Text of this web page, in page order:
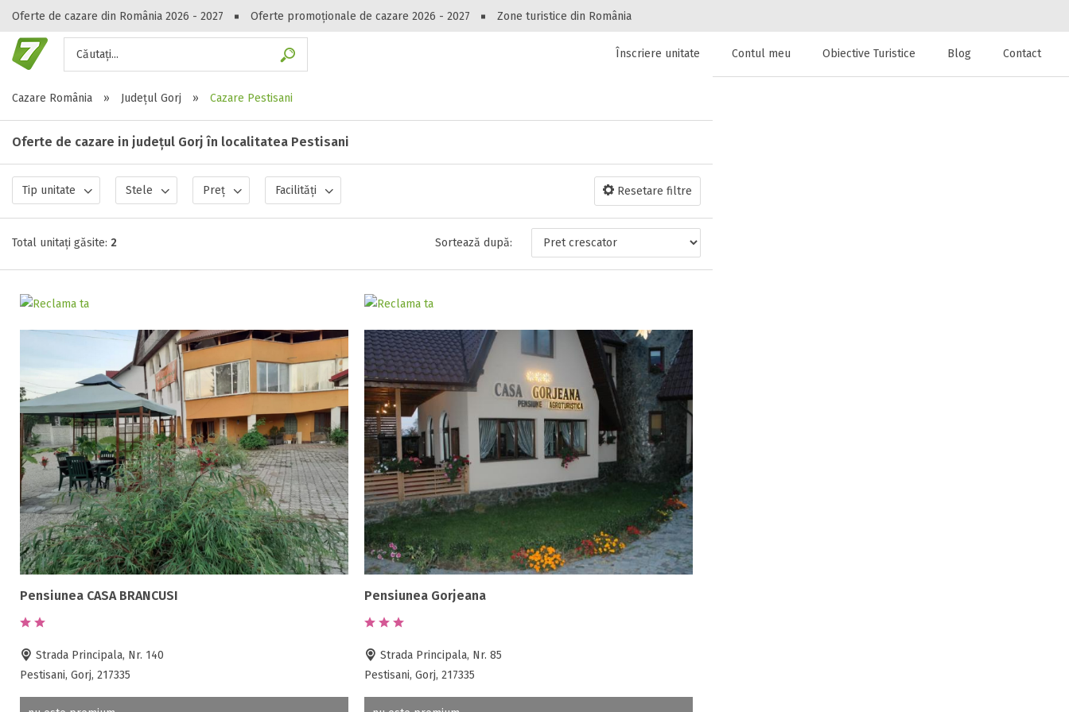
Oferte de cazare din România 2026 - 2027 Oferte promoționale de cazare 2026 - 2027 Zone turistice din România
Căutați...
Peste 10549 oferte de cazare!
Gasești hoteluri, pensiuni, vile, apartamente sau alte unitați de cazare la
Înscriere unitate Contul meu Obiective Turistice Blog Contact
Cazare România
» Județul Gorj » Cazare Pestisani
Oferte de cazare in județul Gorj în localitatea Pestisani
Tip unitate Stele Preț Facilități Resetare filtre
Total unitați găsite: 2 Sortează după:
Pensiunea CASA BRANCUSI
Strada Principala, Nr. 140
Pestisani, Gorj, 217335
Pensiunea Gorjeana
Strada Principala, Nr. 85
Pestisani, Gorj, 217335